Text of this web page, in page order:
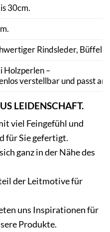
30cm.
Rindsleder, Büffel
Holzperlen –
verstellbar und passt an
LEIDENSCHAFT.
viel Feingefühl und
für Sie gefertigt.
ganz in der Nähe des
der Leitmotive für
uns Inspirationen für
Produkte.